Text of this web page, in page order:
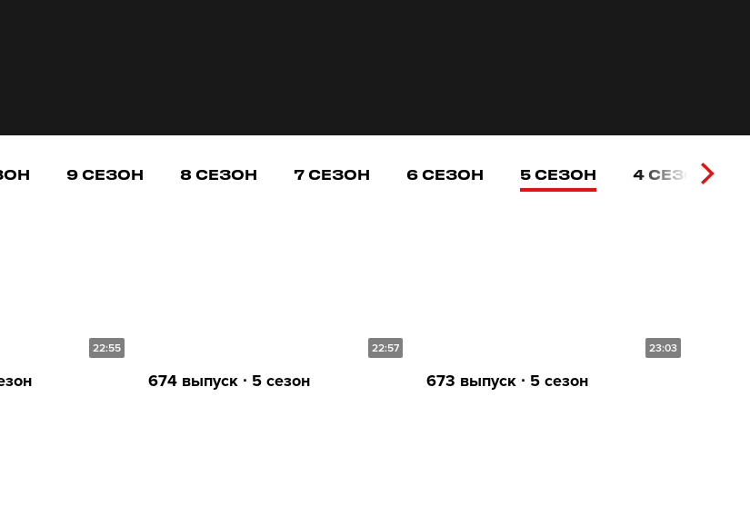
9 СЕЗОН 8 СЕЗОН 7 СЕЗОН 6 СЕЗОН 5 СЕЗОН 4 СЕЗОН
22:55 22:57
674 выпуск ∙ 5 сезон
23:03
673 выпуск ∙ 5 сезон